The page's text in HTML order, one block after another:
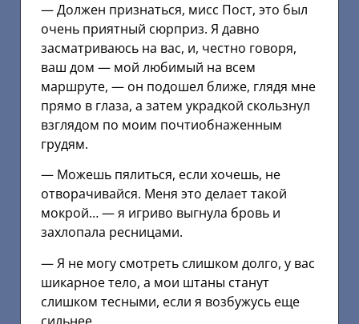
— Должен признаться, мисс Пост, это был
очень приятный сюрприз. Я давно
засматриваюсь на вас, и, честно говоря,
ваш дом — мой любимый на всем
маршруте, — он подошел ближе, глядя мне
прямо в глаза, а затем украдкой скользнул
взглядом по моим почтиобнаженным
грудям.
— Можешь пялиться, если хочешь, не
отворачивайся. Меня это делает такой
мокрой… — я игриво выгнула бровь и
захлопала ресницами.
— Я не могу смотреть слишком долго, у вас
шикарное тело, а мои штаны станут
слишком тесными, если я возбужусь еще